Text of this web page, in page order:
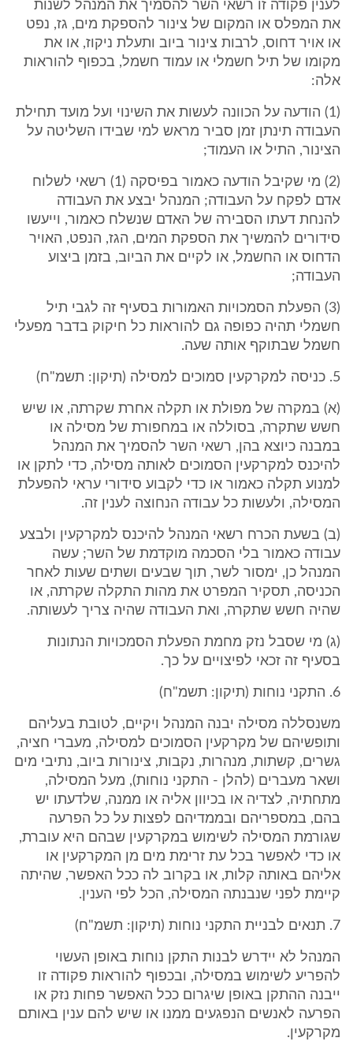
לענין פקודה זו רשאי השר להסמיך את המנהל לשנות
את המפלס או המקום של צינור להספקת מים, גז, נפט
או אויר דחוס, לרבות צינור ביוב ותעלת ניקוז, או את
מקומו של תיל חשמלי או עמוד חשמל, בכפוף להוראות
אלה:
(1) הודעה על הכוונה לעשות את השינוי ועל מועד תחילת
העבודה תינתן זמן סביר מראש למי שבידו השליטה על
הצינור, התיל או העמוד;
(2) מי שקיבל הודעה כאמור בפיסקה (1) רשאי לשלוח
אדם לפקח על העבודה; המנהל יבצע את העבודה
להנחת דעתו הסבירה של האדם שנשלח כאמור, וייעשו
סידורים להמשיך את הספקת המים, הגז, הנפט, האויר
הדחוס או החשמל, או לקיים את הביוב, בזמן ביצוע
העבודה;
(3) הפעלת הסמכויות האמורות בסעיף זה לגבי תיל
חשמלי תהיה כפופה גם להוראות כל חיקוק בדבר מפעלי
חשמל שבתוקף אותה שעה.
5. כניסה למקרקעין סמוכים למסילה (תיקון: תשמ"ח)
(א) במקרה של מפולת או תקלה אחרת שקרתה, או שיש
חשש שתקרה, בסוללה או במחפורת של מסילה או
במבנה כיוצא בהן, רשאי השר להסמיך את המנהל
להיכנס למקרקעין הסמוכים לאותה מסילה, כדי לתקן או
למנוע תקלה כאמור או כדי לקבוע סידורי עראי להפעלת
המסילה, ולעשות כל עבודה הנחוצה לענין זה.
(ב) בשעת הכרח רשאי המנהל להיכנס למקרקעין ולבצע
עבודה כאמור בלי הסכמה מוקדמת של השר; עשה
המנהל כן, ימסור לשר, תוך שבעים ושתים שעות לאחר
הכניסה, תסקיר המפרט את מהות התקלה שקרתה, או
שהיה חשש שתקרה, ואת העבודה שהיה צריך לעשותה.
(ג) מי שסבל נזק מחמת הפעלת הסמכויות הנתונות
בסעיף זה זכאי לפיצויים על כך.
6. התקני נוחות (תיקון: תשמ"ח)
משנסללה מסילה יבנה המנהל ויקיים, לטובת בעליהם
ותופשיהם של מקרקעין הסמוכים למסילה, מעברי חציה,
גשרים, קשתות, מנהרות, נקבות, צינורות ביוב, נתיבי מים
ושאר מעברים (להלן - התקני נוחות), מעל המסילה,
מתחתיה, לצדיה או בכיוון אליה או ממנה, שלדעתו יש
בהם, במספריהם ובממדיהם לפצות על כל הפרעה
שגורמת המסילה לשימוש במקרקעין שבהם היא עוברת,
או כדי לאפשר בכל עת זרימת מים מן המקרקעין או
אליהם באותה קלות, או בקרוב לה ככל האפשר, שהיתה
קיימת לפני שנבנתה המסילה, הכל לפי הענין.
7. תנאים לבניית התקני נוחות (תיקון: תשמ"ח)
המנהל לא יידרש לבנות התקן נוחות באופן העשוי
להפריע לשימוש במסילה, ובכפוף להוראות פקודה זו
ייבנה ההתקן באופן שיגרום ככל האפשר פחות נזק או
הפרעה לאנשים הנפגעים ממנו או שיש להם ענין באותם
מקרקעין.